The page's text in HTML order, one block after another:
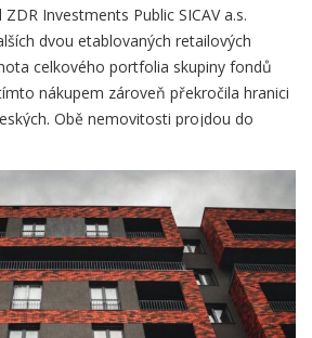
celkového portfolia skupiny fondů
nákupem zároveň překročila hranici
Obě nemovitosti projdou do
rekonstrukcí a přestavbou do
center také pro další